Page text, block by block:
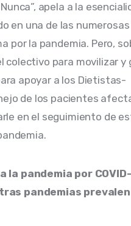
apela a la
en una de las
por la pandemia. Pero,
colectivo para movilizar y
apoyar a los Dietistas-
de los pacientes
en el seguimiento de
pandemia por
pandemias